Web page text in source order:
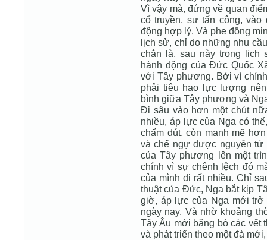
Vì vậy mà, đứng về quan
cổ truyền, sự tấn công,
động hợp lý. Và phe đồng
lịch sử, chỉ do những nhu
chắn là, sau này trong lịch
hành động của Đức Quốc
với Tây phương. Bởi vì
phải tiêu hao lực lượng
bình giữa Tây phương và
Đi sâu vào hơn một chút
nhiều, áp lực của Nga có
chấm dút, còn mạnh mẽ
và chế ngự được nguyên tử
của Tây phương lên một
chính vì sự chênh lệch đó
của mình đi rất nhiều. Chỉ
thuật của Đức, Nga bắt kịp
giờ, áp lực của Nga mới trở
ngày nay. Và nhờ khoảng
Tây Âu mới băng bó các
và phát triển theo một đà